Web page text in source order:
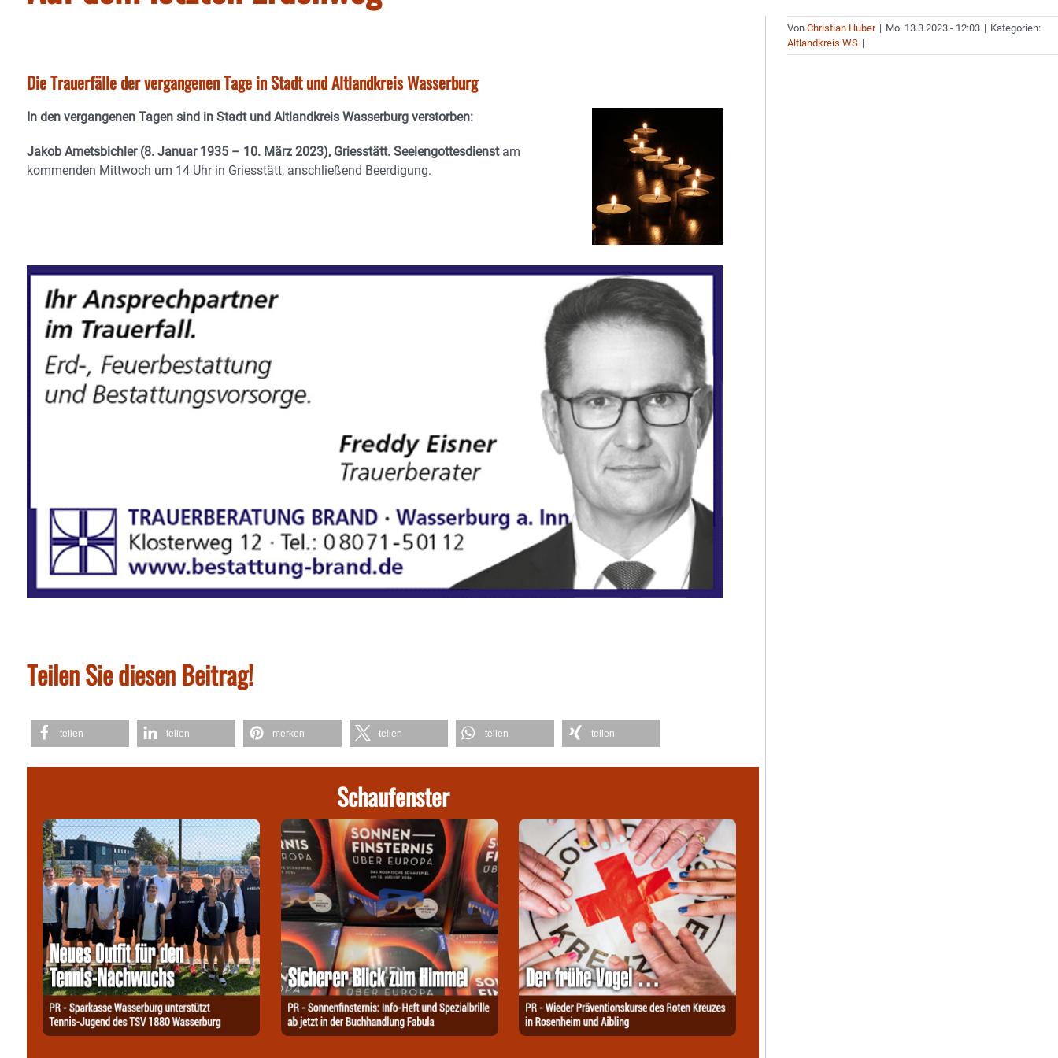
Die Trauerfälle der vergangenen Tage in Stadt und Altlandkreis Wasserburg
In den vergangenen Tagen sind in Stadt und Altlandkreis Wasserburg verstorben:
Jakob Ametsbichler(8. Januar 1935 – 10. März 2023), Griesstätt. Seelengottesdienstam
kommenden Mittwoch um 14 Uhr in Griesstätt, anschließend Beerdigung.
Teilen Sie diesen Beitrag!
teilen teilen merken teilen teilen teilen
Schaufenster
VonChristian Huber | Mo. 13.3.2023 - 12:03 | Kategorien:
Altlandkreis WS |